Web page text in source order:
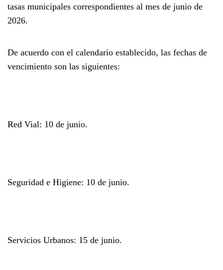
tasas municipales correspondientes al mes de junio de
2026.
De acuerdo con el calendario establecido, las fechas de
vencimiento son las siguientes:
Red Vial: 10 de junio.
Seguridad e Higiene: 10 de junio.
Servicios Urbanos: 15 de junio.